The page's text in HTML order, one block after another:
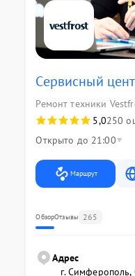
Сервисный
Ремонт техники
5,0250
Открыто до 21:00
Маршрут
ОбзорОтзывы 265
Адрес
г. Симферополь,